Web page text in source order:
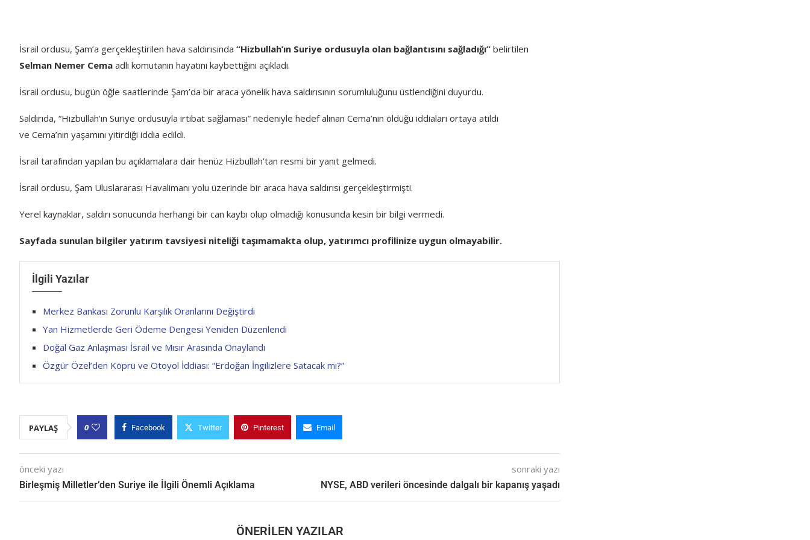
İsrail ordusu, Şam’a gerçekleştirilen hava saldırısında “Hizbullah’ın Suriye ordusuyla olan bağlantısını sağladığı” belirtilen
Selman Nemer Cema adlı komutanın hayatını kaybettiğini açıkladı.
İsrail ordusu, bugün öğle saatlerinde Şam’da bir araca yönelik hava saldırısının sorumluluğunu üstlendiğini duyurdu.
Saldırıda, “Hizbullah’ın Suriye ordusuyla irtibat sağlaması” nedeniyle hedef alınan Cema’nın öldüğü iddiaları ortaya atıldı
ve Cema’nın yaşamını yitirdiği iddia edildi.
İsrail tarafından yapılan bu açıklamalara dair henüz Hizbullah’tan resmi bir yanıt gelmedi.
İsrail ordusu, Şam Uluslararası Havalimanı yolu üzerinde bir araca hava saldırısı gerçekleştirmişti.
Yerel kaynaklar, saldırı sonucunda herhangi bir can kaybı olup olmadığı konusunda kesin bir bilgi vermedi.
Sayfada sunulan bilgiler yatırım tavsiyesi niteliği taşımamakta olup, yatırımcı profilinize uygun olmayabilir.
İlgili Yazılar
Merkez Bankası Zorunlu Karşılık Oranlarını Değiştirdi
Yan Hizmetlerde Geri Ödeme Dengesi Yeniden Düzenlendi
Doğal Gaz Anlaşması İsrail ve Mısır Arasında Onaylandı
Özgür Özel’den Köprü ve Otoyol İddiası: “Erdoğan İngilizlere Satacak mı?”
PAYLAŞ 0 Facebook Twitter Pinterest Email
önceki yazı
Birleşmiş Milletler’den Suriye ile İlgili Önemli Açıklama
sonraki yazı
NYSE, ABD verileri öncesinde dalgalı bir kapanış yaşadı
ÖNERILEN YAZILAR